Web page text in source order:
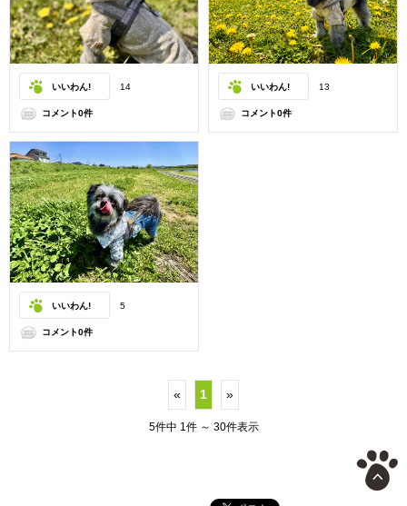
いいわん! 14
コメント0件
いいわん! 13
コメント0件
いいわん! 5
コメント0件
« 1 »
5件中 1件 ～ 30件表示